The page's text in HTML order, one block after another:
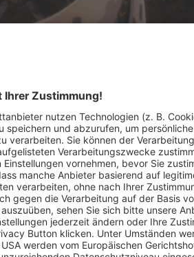
Foto: Warner Bros.
in die epische „Der Herr der Ringe“-
Kamiyama („Blade Runner: Black
von Helm Hammerhand, dem
Rache für den Tod seines Vaters.
Festung Hornburg, die später unter
In einer zunehmend